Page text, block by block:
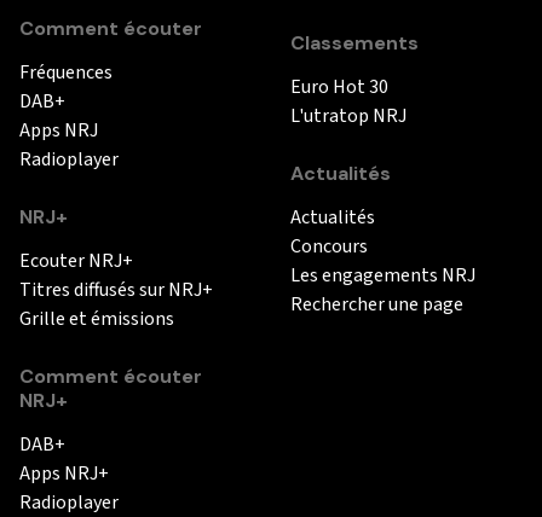
Comment écouter
Fréquences
DAB+
Apps NRJ
Radioplayer
NRJ+
Ecouter NRJ+
Titres diffusés sur NRJ+
Grille et émissions
Comment écouter
NRJ+
DAB+
Apps NRJ+
Radioplayer
Classements
Euro Hot 30
L'utratop NRJ
Actualités
Actualités
Concours
Les engagements NRJ
Rechercher une page